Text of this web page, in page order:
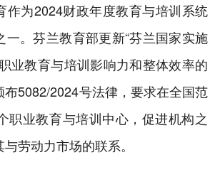
作为2024财政年度教育与培训系统
一。芬兰教育部更新“芬兰国家实施
业教育与培训影响力和整体效率的
5082/2024号法律，要求在全国范
职业教育与培训中心，促进机构之
劳动力市场的联系。